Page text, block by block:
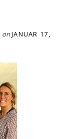
onJANUAR 17,